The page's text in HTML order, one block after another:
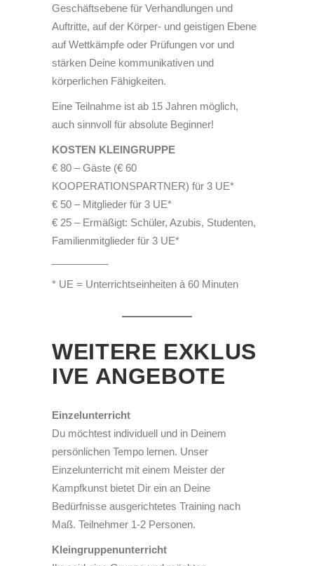
Geschäftsebene für Verhandlungen und
Auftritte, auf der Körper- und geistigen Ebene
auf Wettkämpfe oder Prüfungen vor und
stärken Deine kommunikativen und
körperlichen Fähigkeiten.
Eine Teilnahme ist ab 15 Jahren möglich,
auch sinnvoll für absolute Beginner!
KOSTEN KLEINGRUPPE
€ 80 – Gäste (€ 60
KOOPERATIONSPARTNER) für 3 UE*
€ 50 – Mitglieder für 3 UE*
€ 25 – Ermäßigt: Schüler, Azubis, Studenten,
Familienmitglieder für 3 UE*
* UE = Unterrichtseinheiten à 60 Minuten
WEITERE EXKLUS
IVE ANGEBOTE
Einzelunterricht
Du möchtest individuell und in Deinem
persönlichen Tempo lernen. Unser
Einzelunterricht mit einem Meister der
Kampfkunst bietet Dir ein an Deine
Bedürfnisse ausgerichtetes Training nach
Maß. Teilnehmer 1-2 Personen.
Kleingruppenunterricht